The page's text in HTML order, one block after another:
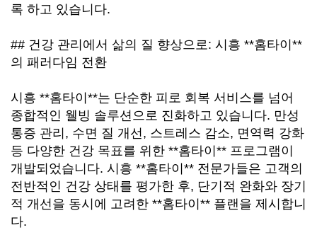
록 하고 있습니다.
## 건강 관리에서 삶의 질 향상으로: 시흥 **홈타이**
의 패러다임 전환
시흥 **홈타이**는 단순한 피로 회복 서비스를 넘어
종합적인 웰빙 솔루션으로 진화하고 있습니다. 만성
통증 관리, 수면 질 개선, 스트레스 감소, 면역력 강화
등 다양한 건강 목표를 위한 **홈타이** 프로그램이
개발되었습니다. 시흥 **홈타이** 전문가들은 고객의
전반적인 건강 상태를 평가한 후, 단기적 완화와 장기
적 개선을 동시에 고려한 **홈타이** 플랜을 제시합니
다.